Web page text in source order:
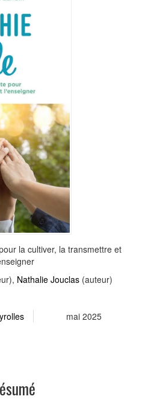
la cultiver, la transmettre et
Nathalie Jouclas(auteur)
mai 2025